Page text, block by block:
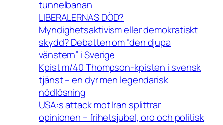
tunnelbanan
LIBERALERNAS DÖD?
Myndighetsaktivism eller demokratiskt
skydd? Debatten om “den djupa
vänstern” i Sverige
Kpist m/40 Thompson-kpisten i svensk
tjänst – en dyr men legendarisk
nödlösning
USA:s attack mot Iran splittrar
opinionen – frihetsjubel, oro och politisk